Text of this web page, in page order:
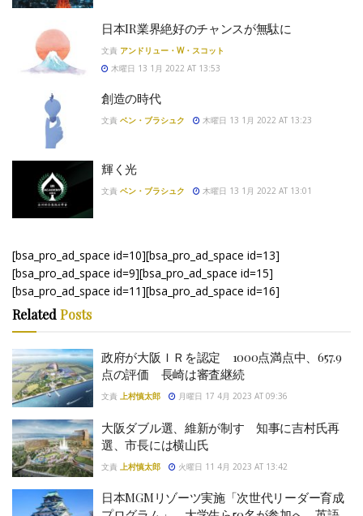
日本IR業界絶好のチャンスが無駄に
文責 アンドリュー・W・スコット
木曜日 13 1月 2022 AT 13:53
創造の時代
文責 ベン・ブラシュク 木曜日 13 1月 2022 AT 13:23
輝く光
文責 ベン・ブラシュク 木曜日 13 1月 2022 AT 13:01
[bsa_pro_ad_space id=10][bsa_pro_ad_space id=13]
[bsa_pro_ad_space id=9][bsa_pro_ad_space id=15]
[bsa_pro_ad_space id=11][bsa_pro_ad_space id=16]
RelatedPosts
政府が大阪ＩＲを認定 1000点満点中、657.9
点の評価 長崎は審査継続
文責 上村慎太郎 月曜日 17 4月 2023 AT 09:36
大阪ダブル選、維新が制す 知事に吉村氏再
選、市長には横山氏
文責 上村慎太郎 火曜日 11 4月 2023 AT 13:42
日本MGMリゾーツ実施「次世代リーダー育成